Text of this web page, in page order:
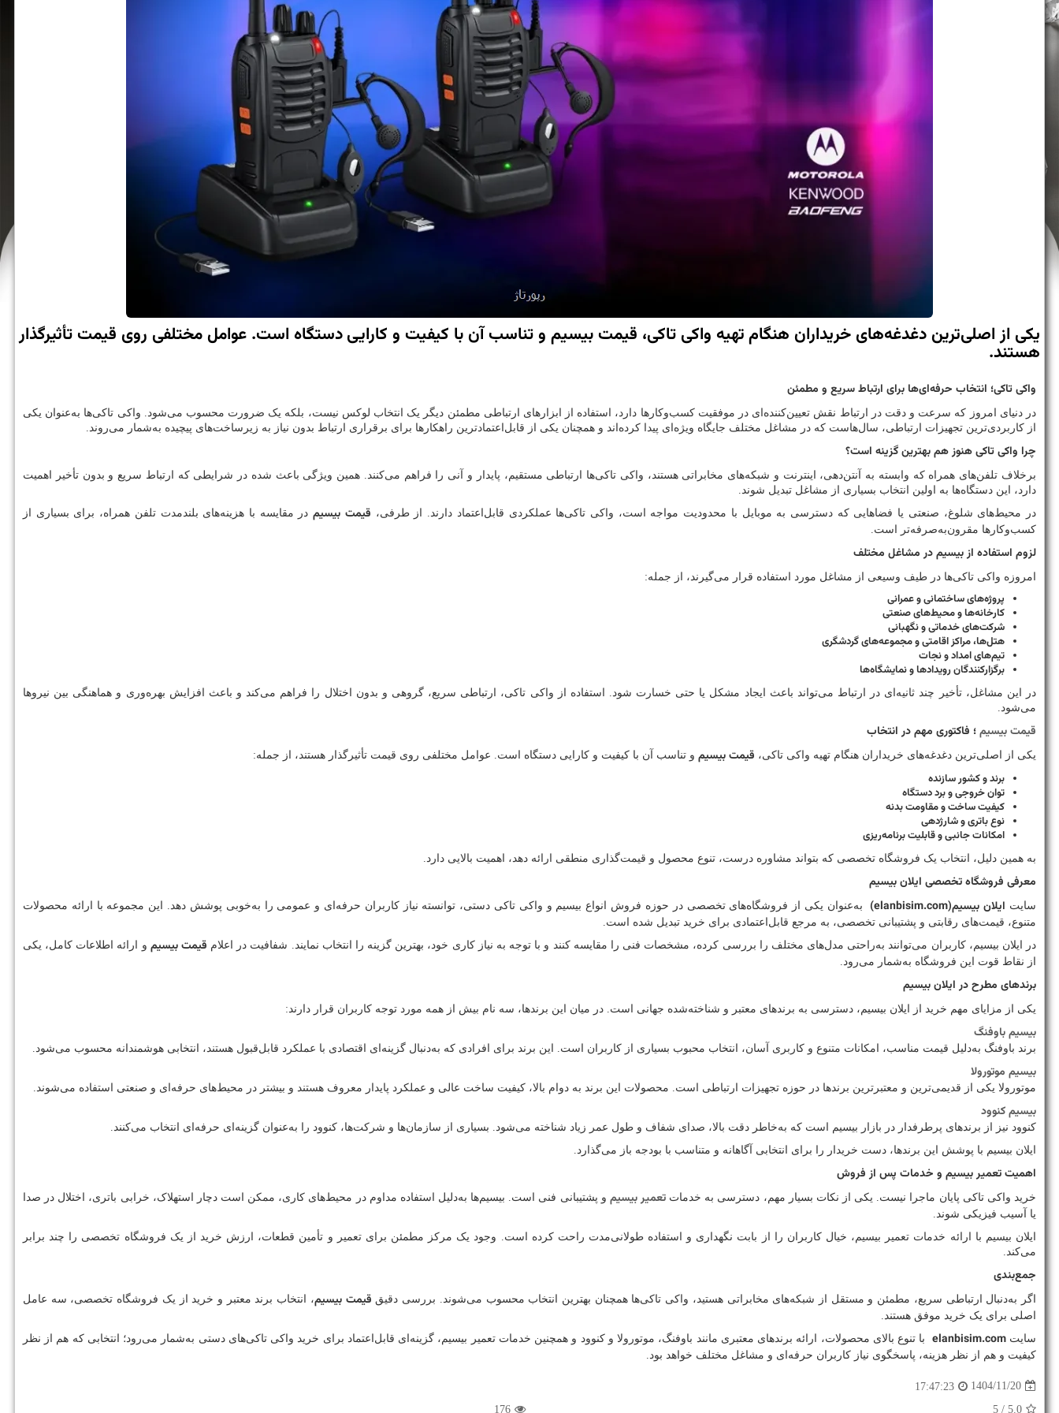
یکی از اصلی‌ترین دغدغه‌های خریداران هنگام تهیه واکی تاکی، قیمت بیسیم و تناسب آن با کیفیت و کارایی دستگاه است. عوامل مختلفی روی قیمت تأثیرگذار
هستند.
واکی تاکی؛ انتخاب حرفه‌ای‌ها برای ارتباط سریع و مطمئن
در دنیای امروز که سرعت و دقت در ارتباط نقش تعیین‌کننده‌ای در موفقیت کسب‌وکارها دارد، استفاده از ابزارهای ارتباطی مطمئن دیگر یک انتخاب لوکس نیست، بلکه یک ضرورت محسوب می‌شود. واکی تاکی‌ها به‌عنوان یکی
از کاربردی‌ترین تجهیزات ارتباطی، سال‌هاست که در مشاغل مختلف جایگاه ویژه‌ای پیدا کرده‌اند و همچنان یکی از قابل‌اعتمادترین راهکارها برای برقراری ارتباط بدون نیاز به زیرساخت‌های پیچیده به‌شمار می‌روند.
چرا واکی تاکی هنوز هم بهترین گزینه است؟
برخلاف تلفن‌های همراه که وابسته به آنتن‌دهی، اینترنت و شبکه‌های مخابراتی هستند، واکی تاکی‌ها ارتباطی مستقیم، پایدار و آنی را فراهم می‌کنند. همین ویژگی باعث شده در شرایطی که ارتباط سریع و بدون تأخیر اهمیت
دارد، این دستگاه‌ها به اولین انتخاب بسیاری از مشاغل تبدیل شوند.
در محیط‌های شلوغ، صنعتی یا فضاهایی که دسترسی به موبایل با محدودیت مواجه است، واکی تاکی‌ها عملکردی قابل‌اعتماد دارند. از طرفی، قیمت بیسیمدر مقایسه با هزینه‌های بلندمدت تلفن همراه، برای بسیاری از
کسب‌وکارها مقرون‌به‌صرفه‌تر است.
لزوم استفاده از بیسیم در مشاغل مختلف
امروزه واکی تاکی‌ها در طیف وسیعی از مشاغل مورد استفاده قرار می‌گیرند، از جمله:
پروژه‌های ساختمانی و عمرانی
کارخانه‌ها و محیط‌های صنعتی
شرکت‌های خدماتی و نگهبانی
هتل‌ها، مراکز اقامتی و مجموعه‌های گردشگری
تیم‌های امداد و نجات
برگزارکنندگان رویدادها و نمایشگاه‌ها
در این مشاغل، تأخیر چند ثانیه‌ای در ارتباط می‌تواند باعث ایجاد مشکل یا حتی خسارت شود. استفاده از واکی تاکی، ارتباطی سریع، گروهی و بدون اختلال را فراهم می‌کند و باعث افزایش بهره‌وری و هماهنگی بین نیروها
می‌شود.
قیمت بیسیم؛ فاکتوری مهم در انتخاب
یکی از اصلی‌ترین دغدغه‌های خریداران هنگام تهیه واکی تاکی، قیمت بیسیم و تناسب آن با کیفیت و کارایی دستگاه است. عوامل مختلفی روی قیمت تأثیرگذار هستند، از جمله:
برند و کشور سازنده
توان خروجی و برد دستگاه
کیفیت ساخت و مقاومت بدنه
نوع باتری و شارژدهی
امکانات جانبی و قابلیت برنامه‌ریزی
به همین دلیل، انتخاب یک فروشگاه تخصصی که بتواند مشاوره درست، تنوع محصول و قیمت‌گذاری منطقی ارائه دهد، اهمیت بالایی دارد.
معرفی فروشگاه تخصصی ایلان بیسیم
سایت ایلان بیسیم(elanbisim.com)
به‌عنوان یکی از فروشگاه‌های تخصصی در حوزه فروش انواع بیسیم و واکی تاکی دستی، توانسته نیاز کاربران حرفه‌ای و عمومی را به‌خوبی پوشش دهد. این مجموعه با ارائه محصولات
متنوع، قیمت‌های رقابتی و پشتیبانی تخصصی، به مرجع قابل‌اعتمادی برای خرید تبدیل شده است.
در ایلان بیسیم، کاربران می‌توانند به‌راحتی مدل‌های مختلف را بررسی کرده، مشخصات فنی را مقایسه کنند و با توجه به نیاز کاری خود، بهترین گزینه را انتخاب نمایند. شفافیت در اعلام قیمت بیسیم و ارائه اطلاعات کامل، یکی
از نقاط قوت این فروشگاه به‌شمار می‌رود.
برندهای مطرح در ایلان بیسیم
یکی از مزایای مهم خرید از ایلان بیسیم، دسترسی به برندهای معتبر و شناخته‌شده جهانی است. در میان این برندها، سه نام بیش از همه مورد توجه کاربران قرار دارند:
بیسیم باوفنگ
برند باوفنگ به‌دلیل قیمت مناسب، امکانات متنوع و کاربری آسان، انتخاب محبوب بسیاری از کاربران است. این برند برای افرادی که به‌دنبال گزینه‌ای اقتصادی با عملکرد قابل‌قبول هستند، انتخابی هوشمندانه محسوب می‌شود.
بیسیم موتورولا
موتورولا یکی از قدیمی‌ترین و معتبرترین برندها در حوزه تجهیزات ارتباطی است. محصولات این برند به دوام بالا، کیفیت ساخت عالی و عملکرد پایدار معروف هستند و بیشتر در محیط‌های حرفه‌ای و صنعتی استفاده می‌شوند.
بیسیم کنوود
کنوود نیز از برندهای پرطرفدار در بازار بیسیم است که به‌خاطر دقت بالا، صدای شفاف و طول عمر زیاد شناخته می‌شود. بسیاری از سازمان‌ها و شرکت‌ها، کنوود را به‌عنوان گزینه‌ای حرفه‌ای انتخاب می‌کنند.
ایلان بیسیم با پوشش این برندها، دست خریدار را برای انتخابی آگاهانه و متناسب با بودجه باز می‌گذارد.
اهمیت تعمیر بیسیم و خدمات پس از فروش
خرید واکی تاکی پایان ماجرا نیست. یکی از نکات بسیار مهم، دسترسی به خدمات تعمیر بیسیم و پشتیبانی فنی است. بیسیم‌ها به‌دلیل استفاده مداوم در محیط‌های کاری، ممکن است دچار استهلاک، خرابی باتری، اختلال در صدا
یا آسیب فیزیکی شوند.
ایلان بیسیم با ارائه خدمات تعمیر بیسیم، خیال کاربران را از بابت نگهداری و استفاده طولانی‌مدت راحت کرده است. وجود یک مرکز مطمئن برای تعمیر و تأمین قطعات، ارزش خرید از یک فروشگاه تخصصی را چند برابر
می‌کند.
جمع‌بندی
اگر به‌دنبال ارتباطی سریع، مطمئن و مستقل از شبکه‌های مخابراتی هستید، واکی تاکی‌ها همچنان بهترین انتخاب محسوب می‌شوند. بررسی دقیق قیمت بیسیم، انتخاب برند معتبر و خرید از یک فروشگاه تخصصی، سه عامل
اصلی برای یک خرید موفق هستند.
سایتelanbisim.com با تنوع بالای محصولات، ارائه برندهای معتبری مانند باوفنگ، موتورولا و کنوود و همچنین خدمات تعمیر بیسیم، گزینه‌ای قابل‌اعتماد برای خرید واکی تاکی‌های دستی به‌شمار می‌رود؛ انتخابی که هم از نظر
کیفیت و هم از نظر هزینه، پاسخگوی نیاز کاربران حرفه‌ای و مشاغل مختلف خواهد بود.
1404/11/20
17:47:23
5.0
/ 5
176